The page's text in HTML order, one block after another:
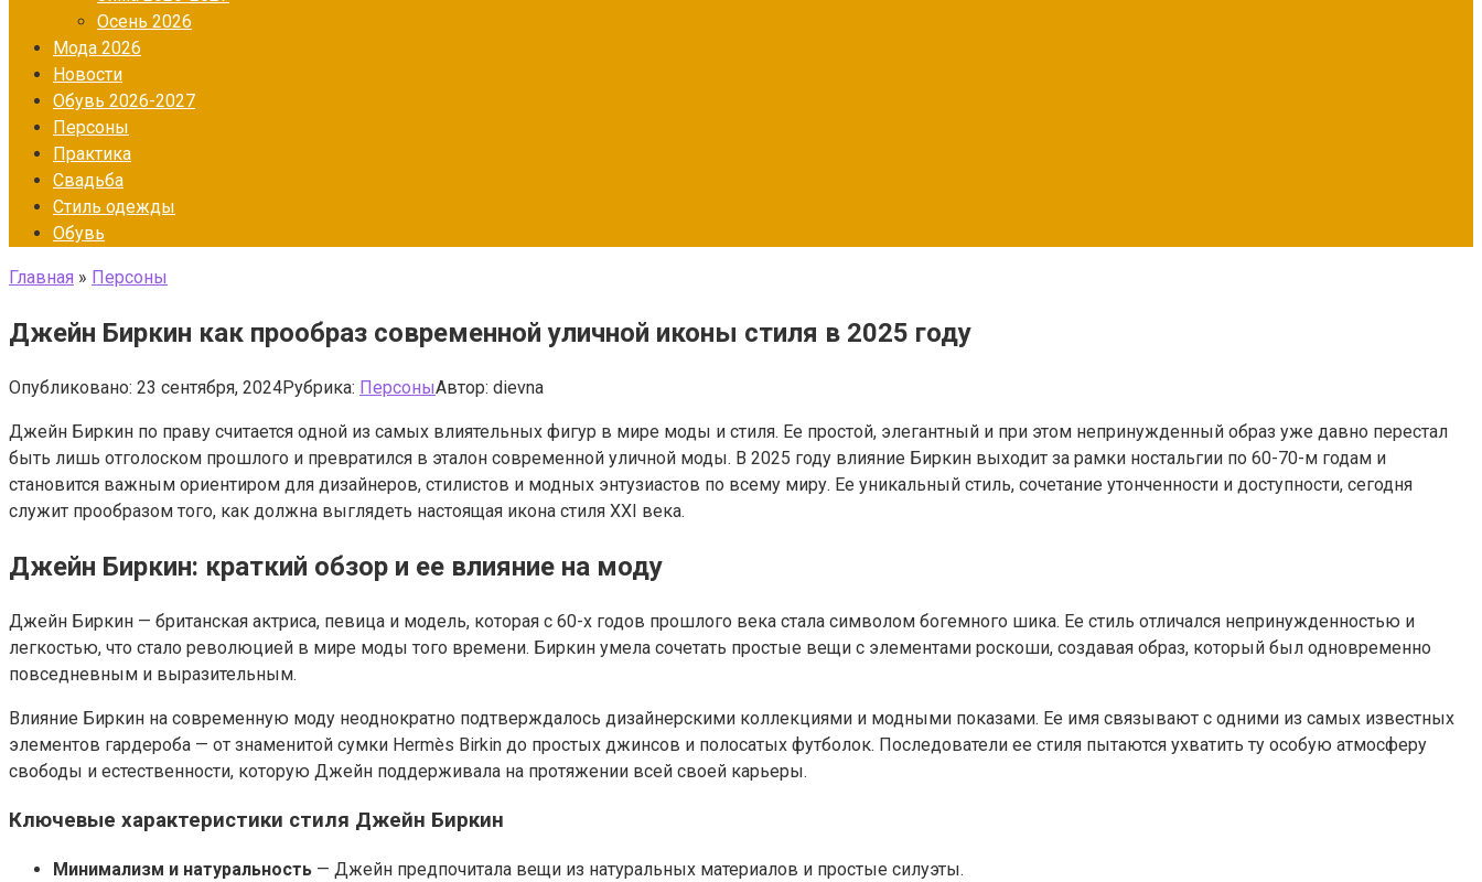
Осень 2026
Мода 2026
Новости
Обувь 2026-2027
Персоны
Практика
Свадьба
Стиль одежды
Обувь
Главная » Персоны
Джейн Биркин как прообраз современной уличной иконы стиля в 2025 году
Опубликовано: 23 сентября, 2024Рубрика: ПерсоныАвтор: dievna
Джейн Биркин по праву считается одной из самых влиятельных фигур в мире моды и стиля. Ее простой, элегантный и при этом непринужденный образ уже давно перестал
быть лишь отголоском прошлого и превратился в эталон современной уличной моды. В 2025 году влияние Биркин выходит за рамки ностальгии по 60-70-м годам и
становится важным ориентиром для дизайнеров, стилистов и модных энтузиастов по всему миру. Ее уникальный стиль, сочетание утонченности и доступности, сегодня
служит прообразом того, как должна выглядеть настоящая икона стиля XXI века.
Джейн Биркин: краткий обзор и ее влияние на моду
Джейн Биркин — британская актриса, певица и модель, которая с 60-х годов прошлого века стала символом богемного шика. Ее стиль отличался непринужденностью и
легкостью, что стало революцией в мире моды того времени. Биркин умела сочетать простые вещи с элементами роскоши, создавая образ, который был одновременно
повседневным и выразительным.
Влияние Биркин на современную моду неоднократно подтверждалось дизайнерскими коллекциями и модными показами. Ее имя связывают с одними из самых известных
элементов гардероба — от знаменитой сумки Hermès Birkin до простых джинсов и полосатых футболок. Последователи ее стиля пытаются ухватить ту особую атмосферу
свободы и естественности, которую Джейн поддерживала на протяжении всей своей карьеры.
Ключевые характеристики стиля Джейн Биркин
Минимализм и натуральность — Джейн предпочитала вещи из натуральных материалов и простые силуэты.